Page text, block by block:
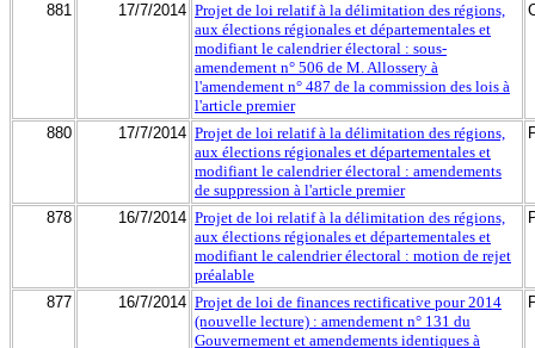
881 17/7/2014 Projet de loi relatif à la délimitation des régions,
aux élections régionales et départementales et
modifiant le calendrier électoral : sous-
amendement n° 506 de M. Allossery à
l'amendement n° 487 de la commission des lois à
l'article premier
880 17/7/2014 Projet de loi relatif à la délimitation des régions,
aux élections régionales et départementales et
modifiant le calendrier électoral : amendements
de suppression à l'article premier
878 16/7/2014 Projet de loi relatif à la délimitation des régions,
aux élections régionales et départementales et
modifiant le calendrier électoral : motion de rejet
préalable
877 16/7/2014 Projet de loi de finances rectificative pour 2014
(nouvelle lecture) : amendement n° 131 du
Gouvernement et amendements identiques à